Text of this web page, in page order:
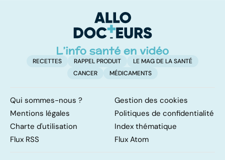
RECETTES RAPPEL PRODUIT
LE MAG DE LA SANTÉ
CANCER
MÉDICAMENTS
Qui sommes-nous ?
Gestion des cookies
Mentions légales
Politiques de confidentialité
Charte d'utilisation
Index thématique
Flux RSS
Flux Atom